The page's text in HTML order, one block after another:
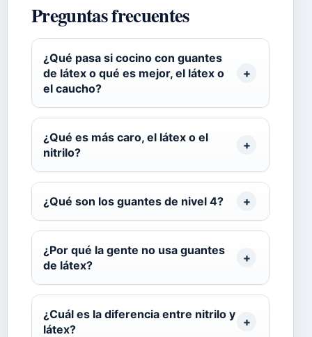
Preguntas frecuentes
¿Qué pasa si cocino con guantes
de látex o qué es mejor, el látex o
el caucho?
¿Qué es más caro, el látex o el
nitrilo?
¿Qué son los guantes de nivel 4?
¿Por qué la gente no usa guantes
de látex?
¿Cuál es la diferencia entre nitrilo y
látex?